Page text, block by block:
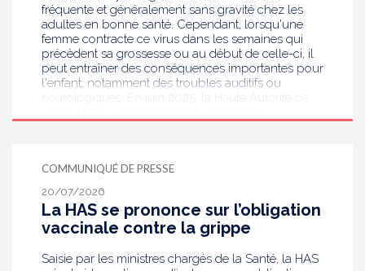
fréquente et généralement sans gravité chez les
adultes en bonne santé. Cependant, lorsqu'une
femme contracte ce virus dans les semaines qui
précèdent sa grossesse ou au début de celle-ci, il
peut entraîner des conséquences importantes pour
l'enfant, notamment des troubles auditifs ou
publie aujourd’hui des recommandations de
bonnes pratiques pour guider les professionnels
de santé dans la prise en charge des femmes
enceintes à la suite de ce dépistage. Objectif :
réduire les risques de transmission au futur bébé.
COMMUNIQUÉ DE PRESSE
20/07/2026
La HAS se prononce sur l’obligation
vaccinale contre la grippe
Saisie par les ministres chargés de la Santé, la HAS